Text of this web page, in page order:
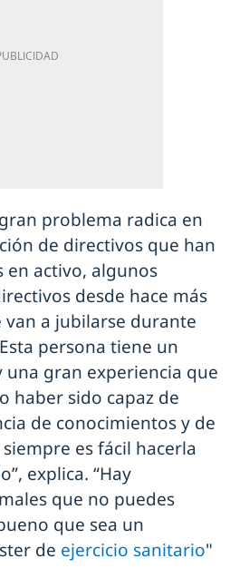
problema radica en
de directivos que han
en activo, algunos
desde hace más
van a jubilarse durante
persona tiene un
gran experiencia que
haber sido capaz de
de conocimientos y de
es fácil hacerla
explica. “Hay
que no puedes
que sea un
de ejercicio sanitario"